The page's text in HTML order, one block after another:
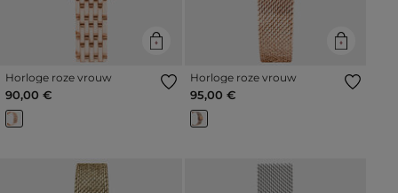
Horloge roze vrouw
90,00 €
Horloge roze vrouw
95,00 €